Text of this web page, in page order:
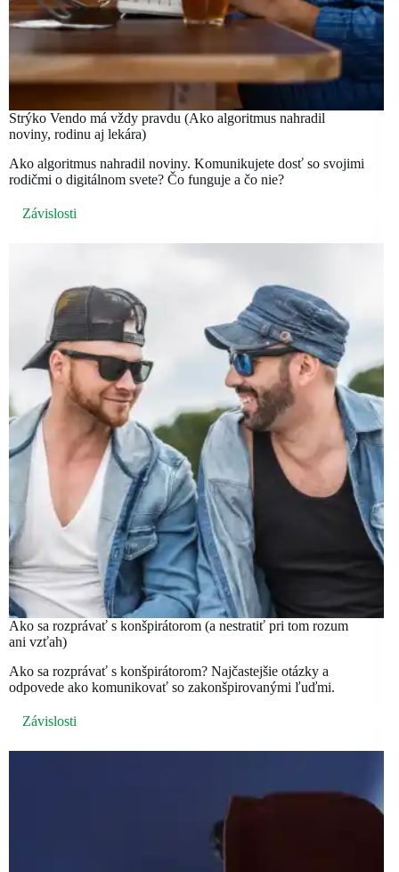
Strýko Vendo má vždy pravdu (Ako algoritmus nahradil
noviny, rodinu aj lekára)
Ako algoritmus nahradil noviny. Komunikujete dosť so svojimi
rodičmi o digitálnom svete? Čo funguje a čo nie?
Závislosti
Ako sa rozprávať s konšpirátorom (a nestratiť pri tom rozum
ani vzťah)
Ako sa rozprávať s konšpirátorom? Najčastejšie otázky a
odpovede ako komunikovať so zakonšpirovanými ľuďmi.
Závislosti